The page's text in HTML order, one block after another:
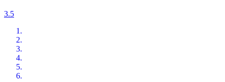
3.5